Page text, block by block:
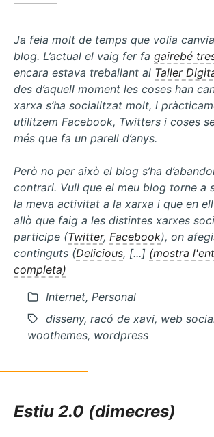
Ja feia molt de temps que volia
blog. L’actual el vaig fer fa gairebé
encara estava treballant al Taller
des d’aquell moment les coses han
xarxa s’ha socialitzat molt, i
utilitzem Facebook, Twitters i coses
més que fa un parell d’anys.
Però no per això el blog s’ha
contrari. Vull que el meu blog torne a
la meva activitat a la xarxa i que en
allò que faig a les distintes xarxes
participe (Twitter, Facebook), on
continguts (Delicious, [...] (mostra
completa)
Internet, Personal
disseny, racó de xavi, web
woothemes, wordpress
Estiu 2.0 (dimecres)